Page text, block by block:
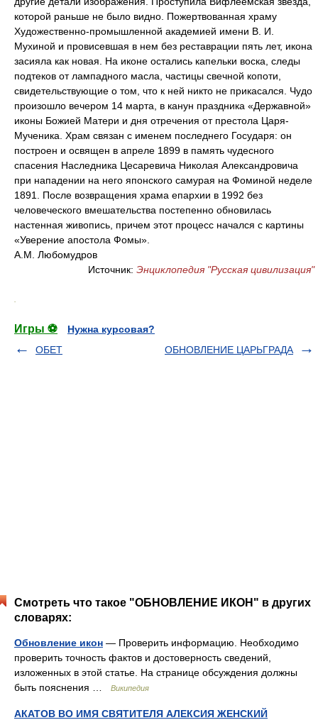
которой раньше не было видно. Пожертвованная храму
Художественно-промышленной академией имени В. И.
Мухиной и провисевшая в нем без реставрации пять лет, икона
засияла как новая. На иконе остались капельки воска, следы
подтеков от лампадного масла, частицы свечной копоти,
свидетельствующие о том, что к ней никто не прикасался. Чудо
произошло вечером 14 марта, в канун праздника «Державной»
иконы Божией Матери и дня отречения от престола Царя-
Мученика. Храм связан с именем последнего Государя: он
построен и освящен в апреле 1899 в память чудесного
спасения Наследника Цесаревича Николая Александровича
при нападении на него японского самурая на Фоминой неделе
1891. После возвращения храма епархии в 1992 без
человеческого вмешательства постепенно обновилась
настенная живопись, причем этот процесс начался с картины
«Уверение апостола Фомы».
A.M. Любомудров
Источник: Энциклопедия "Русская цивилизация"
Игры ⚽
Нужна курсовая?
ОБЕТ
ОБНОВЛЕНИЕ ЦАРЬГРАДА
Смотреть что такое "ОБНОВЛЕНИЕ ИКОН" в других
словарях:
Обновление икон — Проверить информацию. Необходимо
проверить точность фактов и достоверность сведений,
изложенных в этой статье. На странице обсуждения должны
быть пояснения …
Википедия
АКАТОВ ВО ИМЯ СВЯТИТЕЛЯ АЛЕКСИЯ ЖЕНСКИЙ